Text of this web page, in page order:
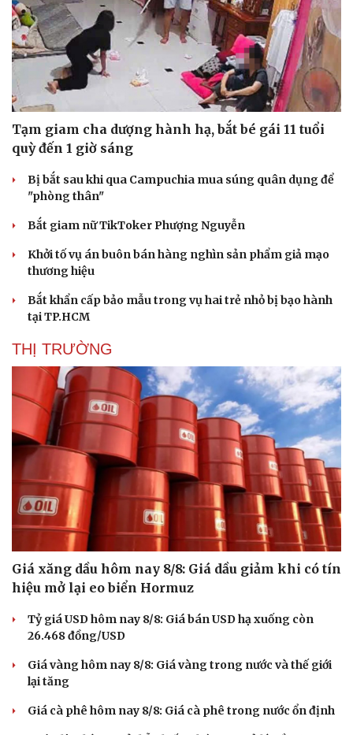
Tạm giam cha dượng hành hạ, bắt bé gái 11 tuổi
quỳ đến 1 giờ sáng
Bị bắt sau khi qua Campuchia mua súng quân dụng để
"phòng thân"
Bắt giam nữ TikToker Phượng Nguyễn
Khởi tố vụ án buôn bán hàng nghìn sản phẩm giả mạo
thương hiệu
Bắt khẩn cấp bảo mẫu trong vụ hai trẻ nhỏ bị bạo hành
tại TP.HCM
THỊ TRƯỜNG
Giá xăng dầu hôm nay 8/8: Giá dầu giảm khi có tín
hiệu mở lại eo biển Hormuz
Tỷ giá USD hôm nay 8/8: Giá bán USD hạ xuống còn
26.468 đồng/USD
Giá vàng hôm nay 8/8: Giá vàng trong nước và thế giới
lại tăng
Giá cà phê hôm nay 8/8: Giá cà phê trong nước ổn định